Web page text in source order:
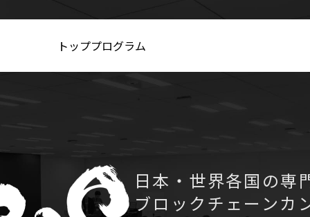
トッププログラム
日本・世界各国の専
ブロックチェーンカ